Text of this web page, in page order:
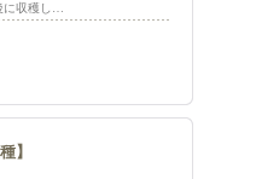
収穫し…
】